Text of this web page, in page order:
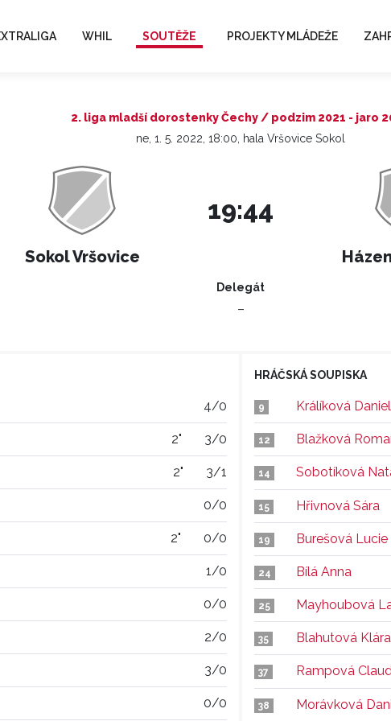
WHIL SOUTĚŽE PROJEKTY MLÁDEŽE
2. liga mladší dorostenky Čechy / podzim 2021 - jaro
ne, 1. 5. 2022, 18:00, hala Vršovice Sokol
Sokol Vršovice
19:44
Delegát
–
4/0
2" 3/0
2" 3/1
0/0
2" 0/0
1/0
0/0
2/0
3/0
0/0
HRÁČSKÁ SOUPISKA
9 Králíková
12 Blažková
14 Sobotíková
15 Hřivnová Sára
19 Burešová Lucie
24 Bílá Anna
25 Mayhoubová
35 Blahutová Klára
37 Rampová
38 Morávková